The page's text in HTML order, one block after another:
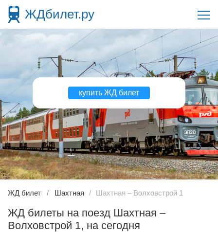
ЖДбилет.ру
купить ЖД билет
ЖД билет Шахтная Шахтная – Волховстрой 1
ЖД билеты на поезд Шахтная –
Волховстрой 1, на сегодня